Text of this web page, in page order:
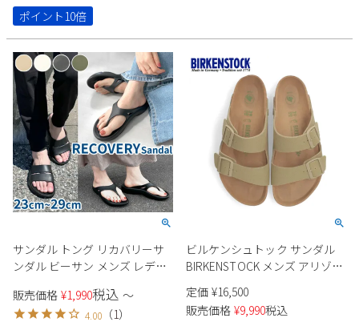
ポイント10倍
サンダル トング リカバリーサ
ンダル ビーサン メンズ レディ
トドア ビーチ Parade 91501
5601 パレード
販売価格 ¥1,990税込 〜
4.00 （1）
ビルケンシュトック サンダル
BIRKENSTOCK メンズ アリゾナ
1023958 レギュラー 靴 テキスタ
イル Arizona Vegan
定価 ¥16,500
販売価格 ¥9,990税込